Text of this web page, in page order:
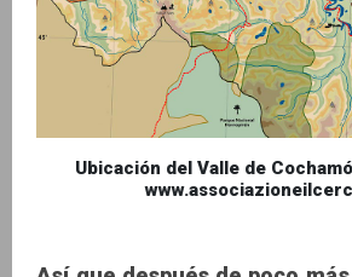
Ubicación del Valle de